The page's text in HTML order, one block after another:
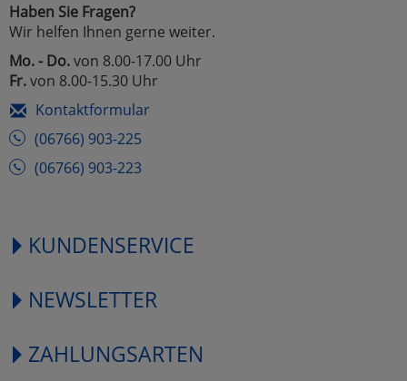
Haben Sie Fragen?
Wir helfen Ihnen gerne weiter.
Mo. - Do.von 8.00-17.00 Uhr
Fr.von 8.00-15.30 Uhr
Kontaktformular
(06766) 903-225
(06766) 903-223
KUNDENSERVICE
NEWSLETTER
ZAHLUNGSARTEN